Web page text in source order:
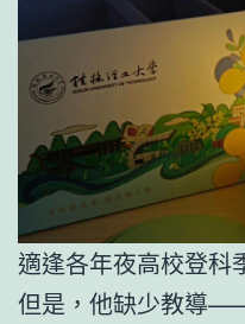
適逢各年夜高校登科
但是，他缺少教導